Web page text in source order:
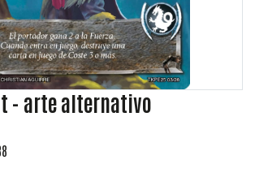
- arte alternativo